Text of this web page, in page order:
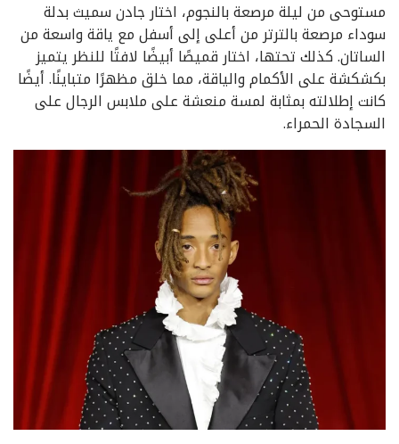
مستوحى من ليلة مرصعة بالنجوم، اختار جادن سميث بدلة
سوداء مرصعة بالترتر من أعلى إلى أسفل مع ياقة واسعة من
الساتان. كذلك تحتها، اختار قميصًا أبيضًا لافتًا للنظر يتميز
بكشكشة على الأكمام والياقة، مما خلق مظهرًا متباينًا. أيضًا
كانت إطلالته بمثابة لمسة منعشة على ملابس الرجال على
السجادة الحمراء.